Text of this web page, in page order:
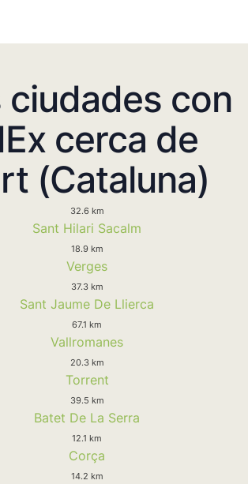
ciudades con
cerca de
(Cataluna)
32.6 km
Sant Hilari Sacalm
18.9 km
Verges
37.3 km
Sant Jaume De Llierca
67.1 km
Vallromanes
20.3 km
Torrent
39.5 km
Batet De La Serra
12.1 km
Corça
14.2 km